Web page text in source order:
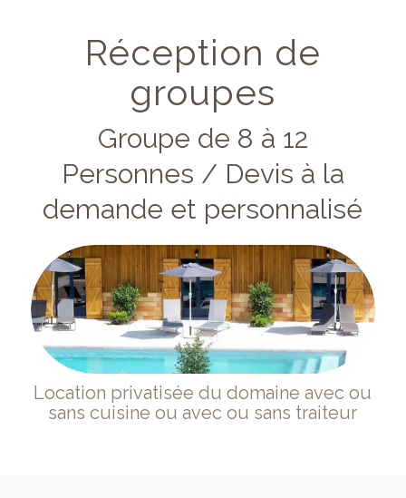
Réception de
groupes
Groupe de 8 à 12
Personnes / Devis à la
demande et personnalisé
Location privatisée du domaine avec ou
sans cuisine ou avec ou sans traiteur